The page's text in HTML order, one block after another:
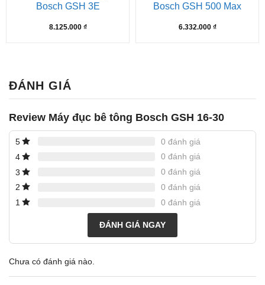
Bosch GSH 3E
8.125.000 ₫
Bosch GSH 500 Max
6.332.000 ₫
ĐÁNH GIÁ
Review Máy đục bê tông Bosch GSH 16-30
5
0 đánh giá
4
0 đánh giá
3
0 đánh giá
2
0 đánh giá
1
0 đánh giá
ĐÁNH GIÁ NGAY
Chưa có đánh giá nào.